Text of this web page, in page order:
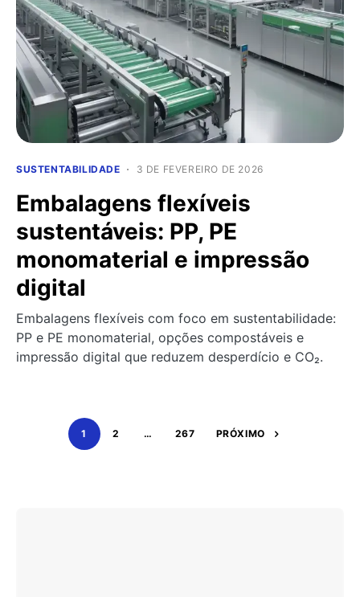
SUSTENTABILIDADE 3 DE FEVEREIRO DE 2026
Embalagens flexíveis
sustentáveis: PP, PE
monomaterial e impressão
digital
Embalagens flexíveis com foco em sustentabilidade:
PP e PE monomaterial, opções compostáveis e
impressão digital que reduzem desperdício e CO₂.
1 2 … 267 PRÓXIMO